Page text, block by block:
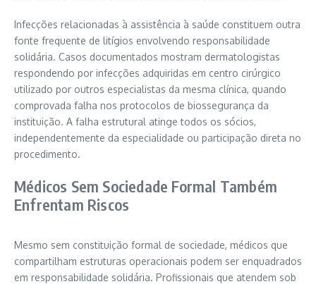
Infecções relacionadas à assistência à saúde constituem outra
fonte frequente de litígios envolvendo responsabilidade
solidária. Casos documentados mostram dermatologistas
respondendo por infecções adquiridas em centro cirúrgico
utilizado por outros especialistas da mesma clínica, quando
comprovada falha nos protocolos de biossegurança da
instituição. A falha estrutural atinge todos os sócios,
independentemente da especialidade ou participação direta no
procedimento.
Médicos Sem Sociedade Formal Também
Enfrentam Riscos
Mesmo sem constituição formal de sociedade, médicos que
compartilham estruturas operacionais podem ser enquadrados
em responsabilidade solidária. Profissionais que atendem sob